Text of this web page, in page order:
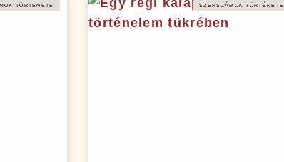
TÖRTÉNETE SZERSZÁMOK TÖRTÉNETE